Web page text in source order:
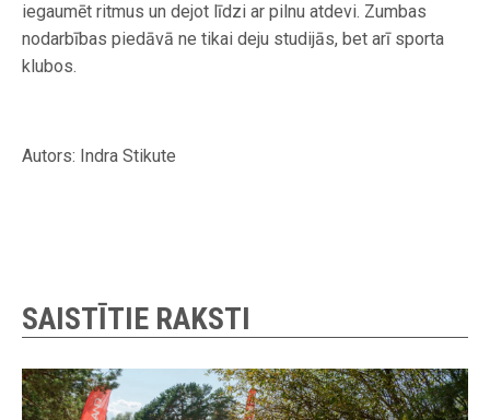
iegaumēt ritmus un dejot līdzi ar pilnu atdevi. Zumbas
nodarbības piedāvā ne tikai deju studijās, bet arī sporta
klubos.
Autors: Indra Stikute
SAISTĪTIE RAKSTI